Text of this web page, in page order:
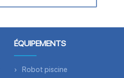
ÉQUIPEMENTS
Robot piscine